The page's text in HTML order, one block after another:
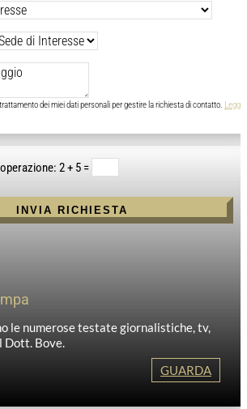
dei miei dati personali per gestire la richiesta di contatto. Leggi
2 + 5 =
INVIA RICHIESTA
le numerose testate giornalistiche, tv,
Dott. Bove.
GUARDA